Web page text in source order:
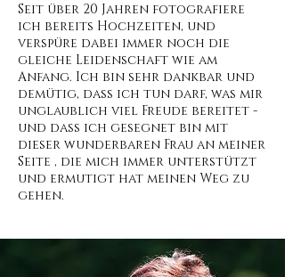
Seit über 20 Jahren fotografiere
ich bereits Hochzeiten, und
verspüre dabei immer noch die
gleiche Leidenschaft wie am
Anfang. Ich bin sehr dankbar und
demütig, dass ich tun darf, was mir
unglaublich viel Freude bereitet -
und dass ich gesegnet bin mit
dieser wunderbaren Frau an meiner
Seite , die mich immer unterstützt
und ermutigt hat meinen Weg zu
gehen.